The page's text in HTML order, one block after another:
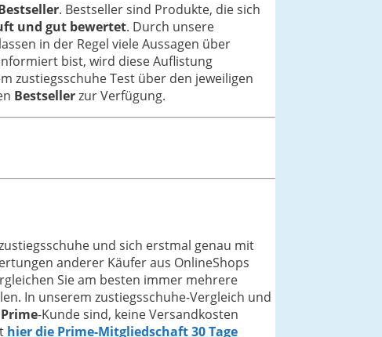
. Bestseller sind Produkte, die sich
und gut bewertet. Durch unsere
lassen in der Regel viele Aussagen über
bist, wird diese Auflistung
zustiegsschuhe Test über den jeweiligen
Bestsellerzur Verfügung.
und sich erstmal genau mit
anderer Käufer aus OnlineShops
Sie am besten immer mehrere
In unserem zustiegsschuhe-Vergleich und
-Kunde sind, keine Versandkosten
hier die Prime-Mitgliedschaft 30 Tage